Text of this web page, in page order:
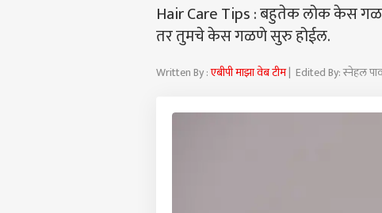
Hair Care Tips : बहुतेक लोक केस
तर तुमचे केस गळणे सुरु होईल.
Written By :एबीपी माझा वेब टीम| Edited By: स्नेहल